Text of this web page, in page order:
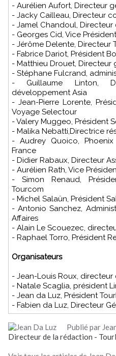
- Aurélien Aufort, Directeur
- Jacky Cailleau, Directeur
- Jamel Chandoul,
- Georges Cid, Vice
- Jérôme Delente, Directeur
- Fabrice Dariot, Président
- Matthieu Drouet, Directeur
- Stéphane Fulcrand,
- Guillaume Linton,
développement Asia
- Jean-Pierre Lorente,
Voyage Selectour
- Valery Muggeo, Président
- Malika Nebatti,Directrice
- Audrey Quoico,
France
- Didier Rabaux, Directeur
- Aurélien Rath, Vice
- Simon Renaud,
Tourcom
- Michel Salaün, Président
- Antonio Sanchez,
Affaires
- Alain Le Scouezec,
- Raphael Torro, Président
Organisateurs
- Jean-Louis Roux,
- Natale Scaglia, président
- Jean da Luz, Président
- Fabien da Luz, Directeur
Publié par
Directeur de la rédaction -